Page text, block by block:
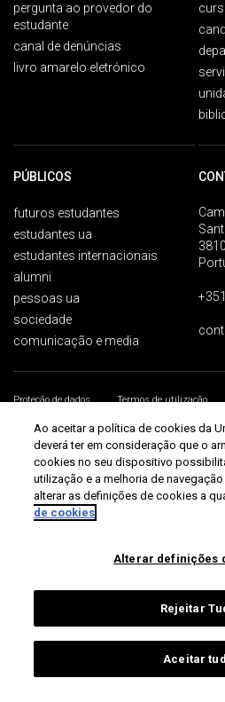
pergunta ao provedor do
estudante
canal de denúncias
livro amarelo eletrónico
PÚBLICOS
futuros estudantes
estudantes ua
estudantes internacionais
alumni
pessoas ua
sociedade
comunicação e media
Proteção de dados Termos de utilização
Universidade de Aveiro 2026
Ao aceitar a política de cookies da
deverá ter em consideração que o
cookies no seu dispositivo
utilização e a melhoria de
alterar as definições de cookies a
de cookies
Alterar definições
Rejeitar
Aceitar